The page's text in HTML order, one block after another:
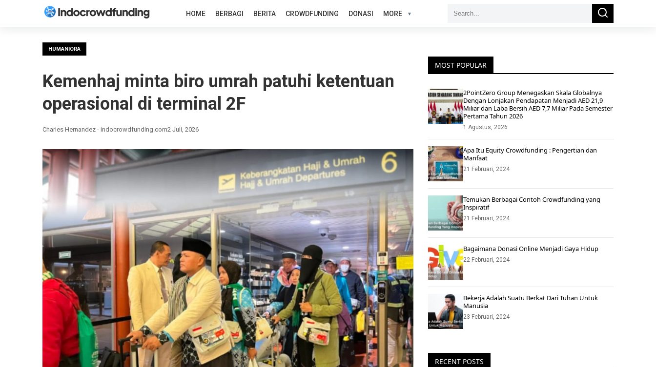
HOME BERBAGI BERITA CROWDFUNDING DONASI MORE
Search
Search
HUMANIORA
Kemenhaj minta biro umrah patuhi ketentuan
operasional di terminal 2F
Charles Hernandez - indocrowdfunding.com2 Juli, 2026
MOST POPULAR
2PointZero Group Menegaskan Skala Globalnya
Dengan Lonjakan Pendapatan Menjadi AED 21,9
Miliar dan Laba Bersih AED 7,7 Miliar Pada Semester
Pertama Tahun 2026
1 Agustus, 2026
Apa Itu Equity Crowdfunding : Pengertian dan
Manfaat
21 Februari, 2024
Temukan Berbagai Contoh Crowdfunding yang
Inspiratif
21 Februari, 2024
Bagaimana Donasi Online Menjadi Gaya Hidup
22 Februari, 2024
Bekerja Adalah Suatu Berkat Dari Tuhan Untuk
Manusia
23 Februari, 2024
RECENT POSTS